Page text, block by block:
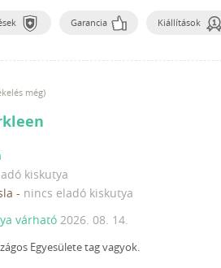
Garancia Kiállítások
még)
kiskutya
- nincs eladó kiskutya
várható 2026. 08. 14.
Egyesülete tag vagyok.